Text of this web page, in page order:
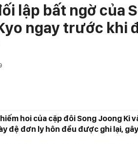
lập bất ngờ của
ngay trước khi
hoi của cặp đôi Song Joong Ki
đệ đơn ly hôn đều được ghi lại,